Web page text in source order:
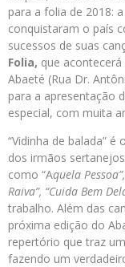
para a folia de 2018:
conquistaram o país
sucessos de suas
Folia, que acontecerá
Abaeté (Rua Dr.
para a apresentação
especial, com muita
“Vidinha de balada”
dos irmãos
como “Aquela
Raiva”, “Cuida Bem
trabalho. Além das
próxima edição do
repertório que traz
fazendo um